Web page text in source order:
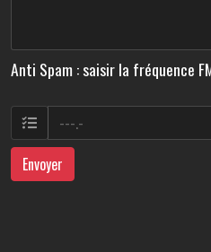
Anti Spam : saisir la fréquence
Envoyer